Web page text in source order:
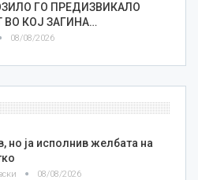
ГО ПРЕДИЗВИКАЛО
ВО КОЈ ЗАГИНА…
08/08/2026
но ја исполнив желбата на
08/08/2026